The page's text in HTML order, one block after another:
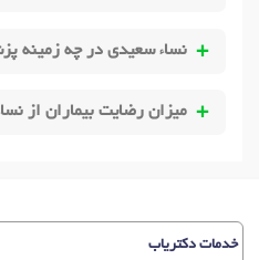
نساء سعیدی در چه زمینه
میزان رضایت بیماران از
خدمات دکتریاب